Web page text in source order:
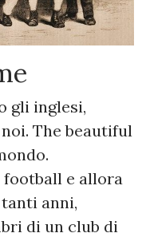
gli inglesi,
The beautiful
e allora
anni,
di un club di